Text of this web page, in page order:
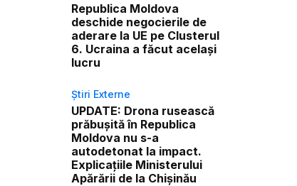
Republica Moldova
deschide negocierile de
aderare la UE pe Clusterul
6. Ucraina a făcut același
lucru
Știri Externe
UPDATE: Drona rusească
prăbușită în Republica
Moldova nu s-a
autodetonat la impact.
Explicațiile Ministerului
Apărării de la Chișinău